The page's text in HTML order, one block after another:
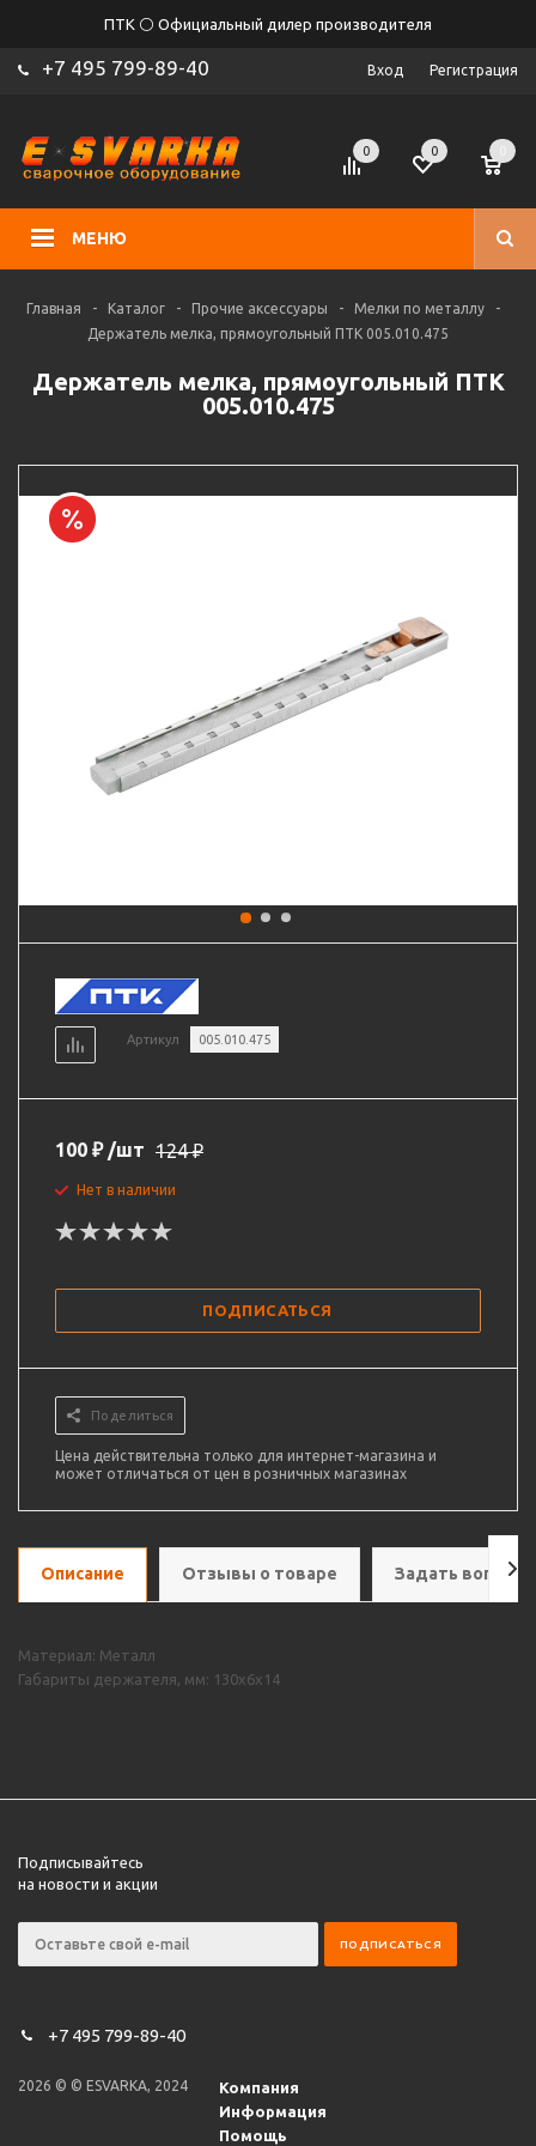
ПТК ⚪ Официальный дилер производителя
+7 495 799-89-40 Вход Регистрация
МЕНЮ
0 0
Главная - Каталог - Прочие аксессуары - Мелки по металлу
-
Держатель мелка, прямоугольный ПТК 005.010.475
Держатель мелка, прямоугольный ПТК
005.010.475
Артикул 005.010.475
100 ₽ /шт 124₽
Нет в наличии
ПОДПИСАТЬСЯ
Поделиться
Цена действительна только для интернет-магазина и
может отличаться от цен в розничных магазинах
Описание Отзывы о товаре Задать вопрос
Материал: Металл
Габариты держателя, мм: 130х6х14
Подписывайтесь
на новости и акции
+7 495 799-89-40
2026 © © ESVARKA, 2024
Компания
Информация
Помощь